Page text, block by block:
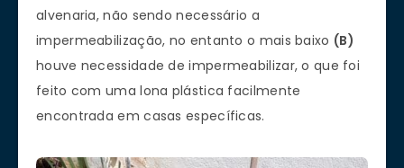
alvenaria, não sendo necessário a
impermeabilização, no entanto o mais baixo (B)
houve necessidade de impermeabilizar, o que foi
feito com uma lona plástica facilmente
encontrada em casas específicas.